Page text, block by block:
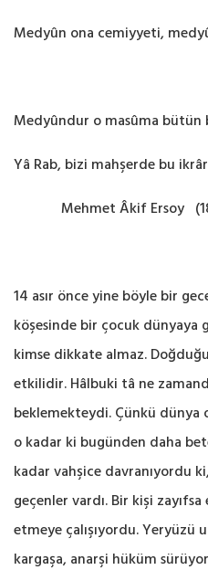
Medyûn ona cemiyyeti,
Medyûndur o masûma
Yâ Rab, bizi mahşerde bu
Mehmet Âkif Ersoy
14 asır önce yine böyle bir
köşesinde bir çocuk dünyaya
kimse dikkate almaz.
etkilidir. Hâlbuki tâ ne
beklemekteydi. Çünkü
o kadar ki bugünden daha
kadar vahşice davranıyordu
geçenler vardı. Bir kişi
etmeye çalışıyordu. Yeryüzü
kargaşa, anarşi hüküm